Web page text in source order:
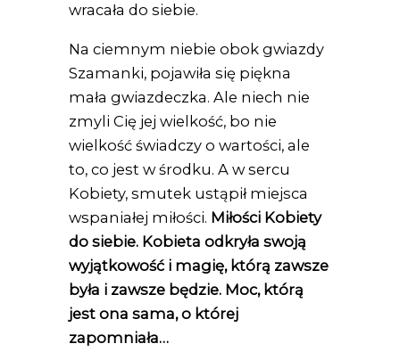
wracała do siebie.
Na ciemnym niebie obok gwiazdy
Szamanki, pojawiła się piękna
mała gwiazdeczka. Ale niech nie
zmyli Cię jej wielkość, bo nie
wielkość świadczy o wartości, ale
to, co jest w środku. A w sercu
Kobiety, smutek ustąpił miejsca
wspaniałej miłości. Miłości Kobiety
do siebie. Kobieta odkryła swoją
wyjątkowość i magię, którą zawsze
była i zawsze będzie. Moc, którą
jest ona sama, o której
zapomniała…